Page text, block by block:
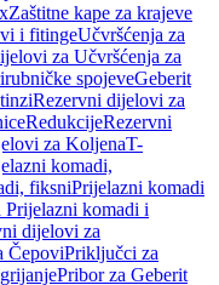
Zaštitne kape za krajeve
i fitingeUčvršćenja za
za Učvršćenja za
spojeveGeberit
Rezervni dijelovi za
RedukcijeRezervni
za KoljenaT-
komadi,
fiksniPrijelazni komadi
komadi i
dijelovi za
ČepoviPriključci za
Pribor za Geberit